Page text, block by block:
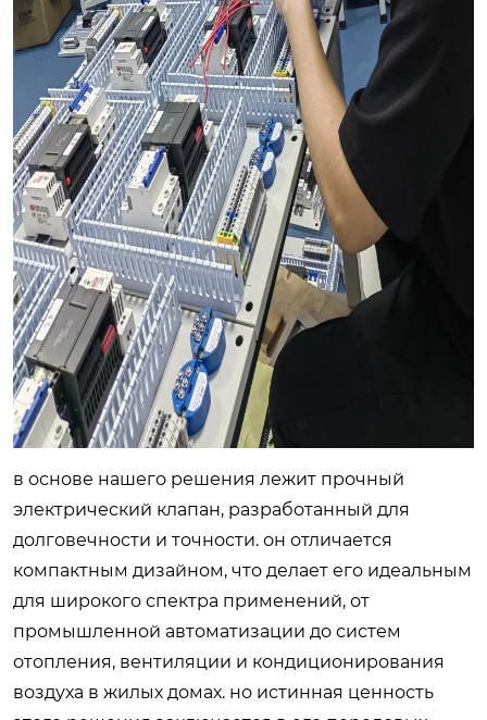
в основе нашего решения лежит прочный
электрический клапан, разработанный для
долговечности и точности. он отличается
компактным дизайном, что делает его идеальным
для широкого спектра применений, от
промышленной автоматизации до систем
отопления, вентиляции и кондиционирования
воздуха в жилых домах. но истинная ценность